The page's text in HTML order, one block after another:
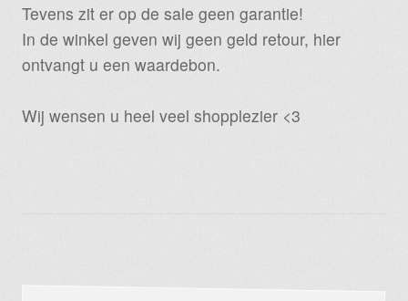
Tevens zit er op de sale geen garantie!
In de winkel geven wij geen geld retour, hier
ontvangt u een waardebon.
Wij wensen u heel veel shopplezier <3